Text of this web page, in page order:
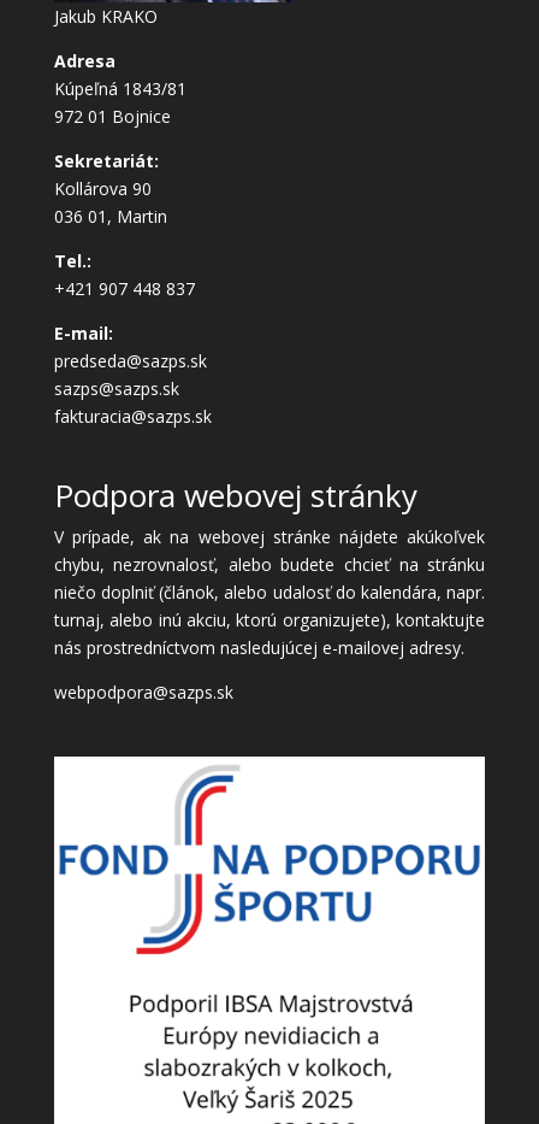
Jakub KRAKO
Adresa
Kúpeľná 1843/81
972 01 Bojnice
Sekretariát:
Kollárova 90
036 01, Martin
Tel.:
+421 907 448 837
E-mail:
predseda@sazps.sk
sazps@sazps.sk
fakturacia@sazps.sk
Podpora webovej stránky
V prípade, ak na webovej stránke nájdete akúkoľvek
chybu, nezrovnalosť, alebo budete chcieť na stránku
niečo doplniť (článok, alebo udalosť do kalendára, napr.
turnaj, alebo inú akciu, ktorú organizujete), kontaktujte
nás prostredníctvom nasledujúcej e-mailovej adresy.
webpodpora@sazps.sk